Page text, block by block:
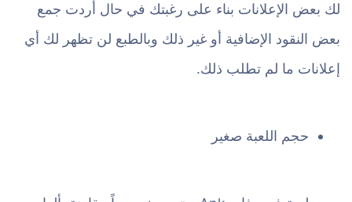
لك بعض الإعلانات بناء على رغبتك في حال أردت جمع
بعض النقود الإضافية أو غير ذلك وبالطبع لن تظهر لك أي
إعلانات ما لم تطلب ذلك.
حجم اللعبة صغير